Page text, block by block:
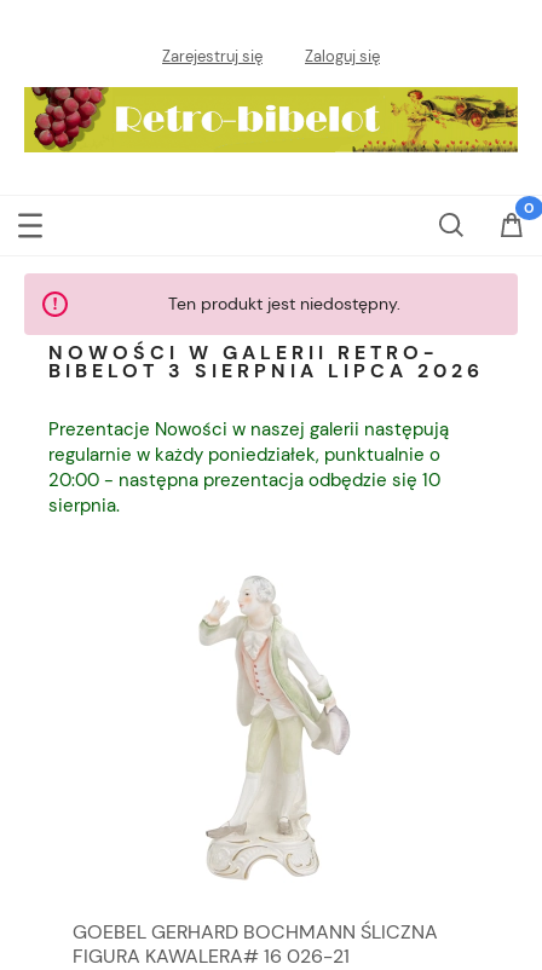
Zarejestruj się Zaloguj się
Ten produkt jest niedostępny.
NOWOŚCI W GALERII RETRO-
BIBELOT 3 SIERPNIA LIPCA 2026
Prezentacje Nowości w naszej galerii następują
regularnie w każdy poniedziałek, punktualnie o
20:00 - następna prezentacja odbędzie się 10
sierpnia.
GOEBEL GERHARD BOCHMANN ŚLICZNA
FIGURA KAWALERA# 16 026-21